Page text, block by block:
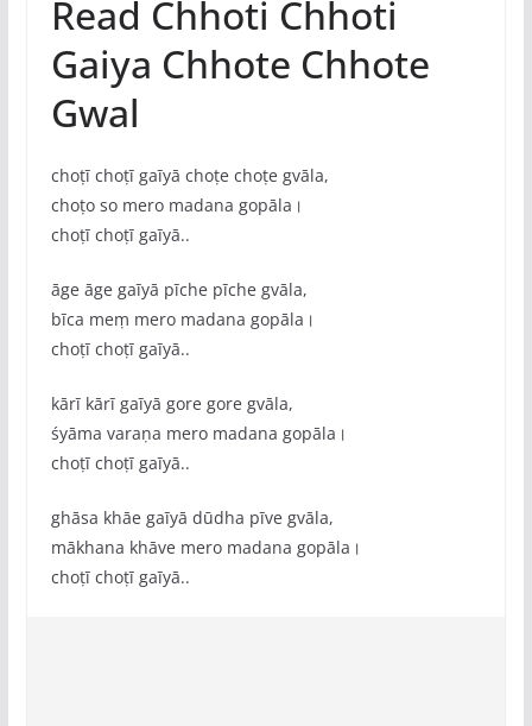
Read Chhoti Chhoti
Gaiya Chhote Chhote
Gwal
choṭī choṭī gaīyā choṭe choṭe gvāla,
choṭo so mero madana gopāla।
choṭī choṭī gaīyā..
āge āge gaīyā pīche pīche gvāla,
bīca meṃ mero madana gopāla।
choṭī choṭī gaīyā..
kārī kārī gaīyā gore gore gvāla,
śyāma varaṇa mero madana gopāla।
choṭī choṭī gaīyā..
ghāsa khāe gaīyā dūdha pīve gvāla,
mākhana khāve mero madana gopāla।
choṭī choṭī gaīyā..